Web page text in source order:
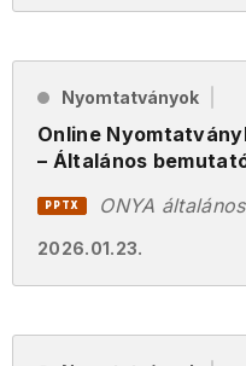
Nyomtatványok
Online
– Általános
2026.01.23.
PPTX ONYA